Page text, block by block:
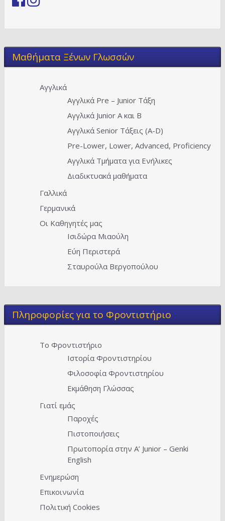
Μαθήματα Ξένων Γλωσσών
Αγγλικά
Αγγλικά Pre – Junior Τάξη
Αγγλικά Junior A και Β
Αγγλικά Senior Τάξεις (Α-D)
Pre-Lower, Lower, Advanced, Proficiency
Αγγλικά Τμήματα για Ενήλικες
Διαδικτυακά μαθήματα
Γαλλικά
Γερμανικά
Οι Καθηγητές μας
Ισιδώρα Μιαούλη
Εύη Περιστερά
Σταυρούλα Βεργοπούλου
Πληροφορίες για το Φροντιστήριο
Το Φροντιστήριο
Ιστορία Φροντιστηρίου
Φιλοσοφία Φροντιστηρίου
Εκμάθηση Γλώσσας
Γιατί εμάς
Παροχές
Πιστοποιήσεις
Πρωτοπορία στην A’ Junior – Genki
English
Ενημερώση
Επικοινωνία
Πολιτική Cookies